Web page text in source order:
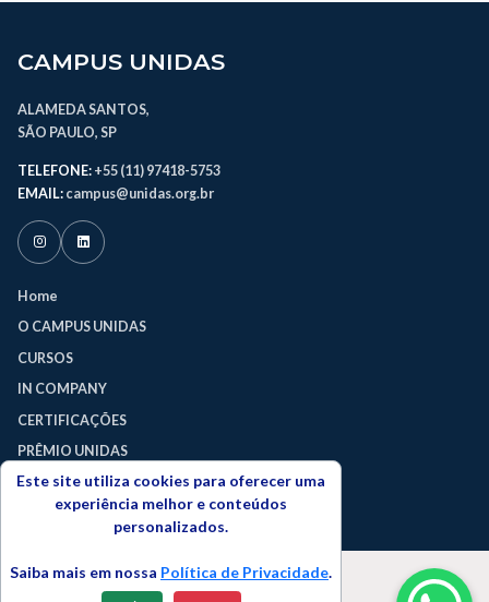
CAMPUS UNIDAS
ALAMEDA SANTOS,
SÃO PAULO, SP
TELEFONE: +55 (11) 97418-5753
EMAIL: campus@unidas.org.br
Home
O CAMPUS UNIDAS
CURSOS
IN COMPANY
CERTIFICAÇÕES
PRÊMIO UNIDAS
TERMOS DE USO
POLÍTICA DE PRIVACIDADE
Este site utiliza cookies para oferecer uma
experiência melhor e conteúdos
personalizados.
Saiba mais em nossa Política de Privacidade.